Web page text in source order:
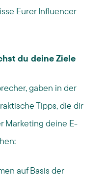
Eurer Influencer
du deine Ziele
gaben in der
Tipps, die dir
Marketing deine E-
auf Basis der